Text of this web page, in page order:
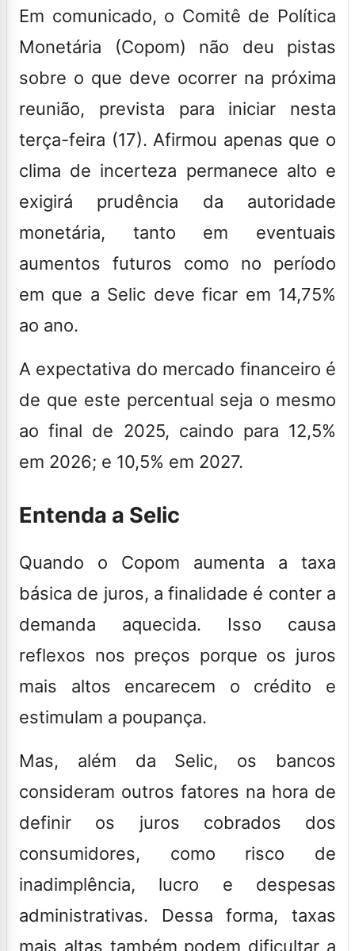
Em comunicado, o Comitê de Política
Monetária (Copom) não deu pistas
sobre o que deve ocorrer na próxima
reunião, prevista para iniciar nesta
terça-feira (17). Afirmou apenas que o
clima de incerteza permanece alto e
exigirá prudência da autoridade
monetária, tanto em eventuais
aumentos futuros como no período
em que a Selic deve ficar em 14,75%
ao ano.
A expectativa do mercado financeiro é
de que este percentual seja o mesmo
ao final de 2025, caindo para 12,5%
em 2026; e 10,5% em 2027.
Entenda a Selic
Quando o Copom aumenta a taxa
básica de juros, a finalidade é conter a
demanda aquecida. Isso causa
reflexos nos preços porque os juros
mais altos encarecem o crédito e
estimulam a poupança.
Mas, além da Selic, os bancos
consideram outros fatores na hora de
definir os juros cobrados dos
consumidores, como risco de
inadimplência, lucro e despesas
administrativas. Dessa forma, taxas
mais altas também podem dificultar a